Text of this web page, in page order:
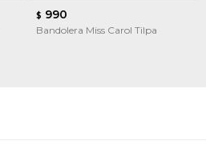
$ 990
Bandolera Miss Carol Tilpa